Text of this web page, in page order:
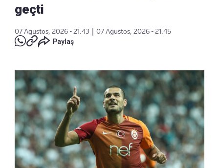
geçti
07 Ağustos, 2026 - 21:43
07 Ağustos, 2026 - 21:45
Paylaş